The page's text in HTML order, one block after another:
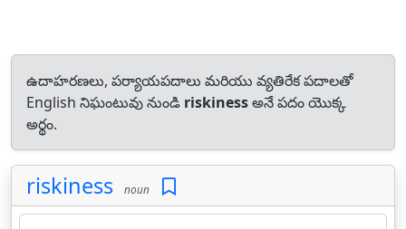
ఉదాహరణలు, పర్యాయపదాలు మరియు వ్యతిరేక పదాలతో
English నిఘంటువు నుండి riskinessఅనే పదం యొక్క
అర్థం.
riskiness noun